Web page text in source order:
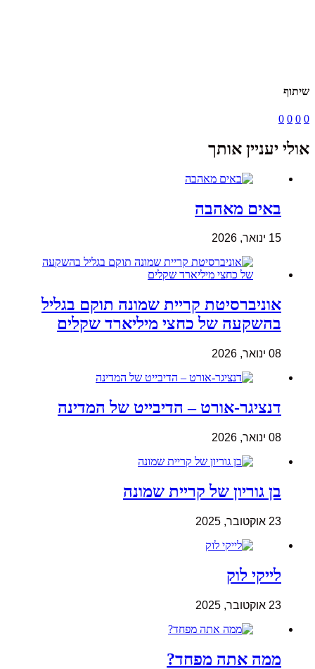
שיתוף
0
0
0
0
אולי יעניין אותך
באים מאהבה
15 ינואר, 2026
אוניברסיטת קריית שמונה תוקם בגליל
בהשקעה של כחצי מיליארד שקלים
08 ינואר, 2026
דנציגר-אורט – הדיבייט של המדינה
08 ינואר, 2026
בן גוריון של קריית שמונה
23 אוקטובר, 2025
לייקי לוק
23 אוקטובר, 2025
ממה אתה מפחד?